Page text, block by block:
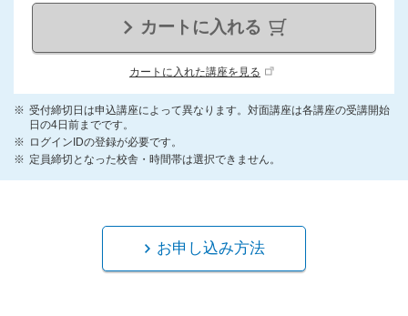
カートに入れる
カートに入れた講座を見る
受付締切日は申込講座によって異なります。対面講座は各講座の受講開始
日の4日前までです。
ログインIDの登録が必要です。
定員締切となった校舎・時間帯は選択できません。
お申し込み方法